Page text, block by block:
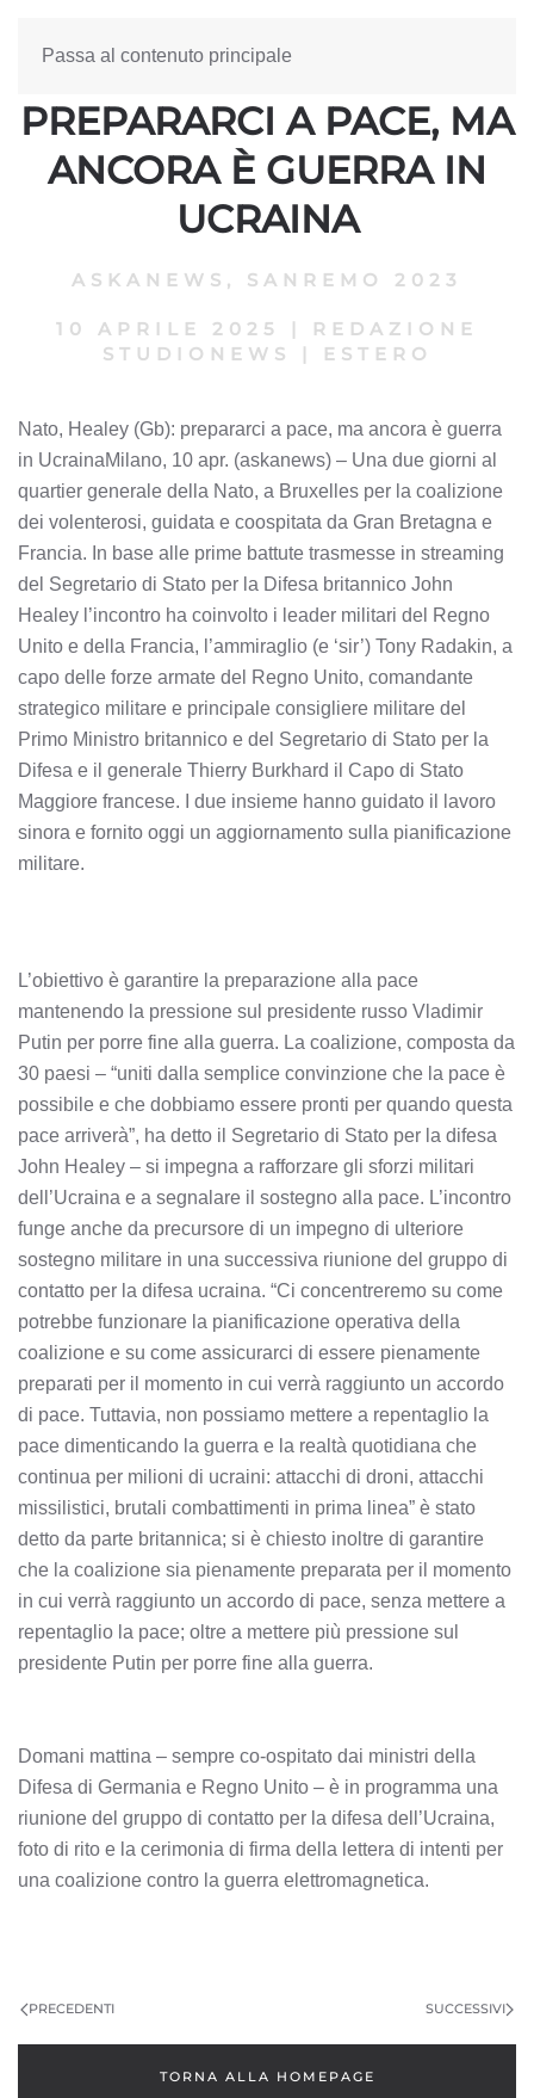
Passa al contenuto principale
NATO, HEALEY (GB):
PREPARARCI A PACE, MA
ANCORA È GUERRA IN
UCRAINA
ASKANEWS , SANREMO 2023
10 APRILE 2025 |
REDAZIONE
STUDIONEWS
| ESTERO
Nato, Healey (Gb): prepararci a pace, ma ancora è guerra
in UcrainaMilano, 10 apr. (askanews) – Una due giorni al
quartier generale della Nato, a Bruxelles per la coalizione
dei volenterosi, guidata e coospitata da Gran Bretagna e
Francia. In base alle prime battute trasmesse in streaming
del Segretario di Stato per la Difesa britannico John
Healey l’incontro ha coinvolto i leader militari del Regno
Unito e della Francia, l’ammiraglio (e ‘sir’) Tony Radakin, a
capo delle forze armate del Regno Unito, comandante
strategico militare e principale consigliere militare del
Primo Ministro britannico e del Segretario di Stato per la
Difesa e il generale Thierry Burkhard il Capo di Stato
Maggiore francese. I due insieme hanno guidato il lavoro
sinora e fornito oggi un aggiornamento sulla pianificazione
militare.
L’obiettivo è garantire la preparazione alla pace
mantenendo la pressione sul presidente russo Vladimir
Putin per porre fine alla guerra. La coalizione, composta da
30 paesi – “uniti dalla semplice convinzione che la pace è
possibile e che dobbiamo essere pronti per quando questa
pace arriverà”, ha detto il Segretario di Stato per la difesa
John Healey – si impegna a rafforzare gli sforzi militari
dell’Ucraina e a segnalare il sostegno alla pace. L’incontro
funge anche da precursore di un impegno di ulteriore
sostegno militare in una successiva riunione del gruppo di
contatto per la difesa ucraina. “Ci concentreremo su come
potrebbe funzionare la pianificazione operativa della
coalizione e su come assicurarci di essere pienamente
preparati per il momento in cui verrà raggiunto un accordo
di pace. Tuttavia, non possiamo mettere a repentaglio la
pace dimenticando la guerra e la realtà quotidiana che
continua per milioni di ucraini: attacchi di droni, attacchi
missilistici, brutali combattimenti in prima linea” è stato
detto da parte britannica; si è chiesto inoltre di garantire
che la coalizione sia pienamente preparata per il momento
in cui verrà raggiunto un accordo di pace, senza mettere a
repentaglio la pace; oltre a mettere più pressione sul
presidente Putin per porre fine alla guerra.
Domani mattina – sempre co-ospitato dai ministri della
Difesa di Germania e Regno Unito – è in programma una
riunione del gruppo di contatto per la difesa dell’Ucraina,
foto di rito e la cerimonia di firma della lettera di intenti per
una coalizione contro la guerra elettromagnetica.
PRECEDENTI SUCCESSIVI
TORNA ALLA HOMEPAGE